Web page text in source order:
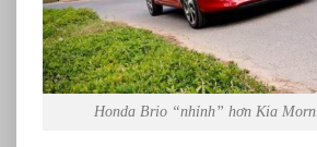
Honda Brio “nhỉnh” hơn Kia